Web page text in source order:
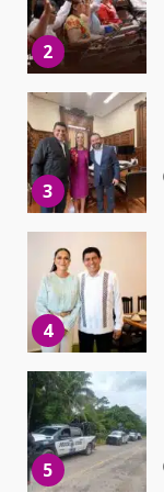
3
4
5
6